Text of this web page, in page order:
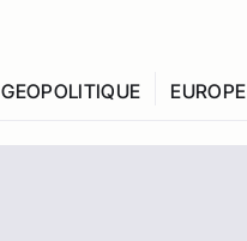
GEOPOLITIQUE EUROPE